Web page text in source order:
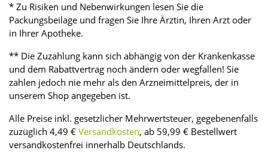
* Zu Risiken und Nebenwirkungen lesen Sie die
Packungsbeilage und fragen Sie Ihre Ärztin, Ihren Arzt oder
in Ihrer Apotheke.
** Die Zuzahlung kann sich abhängig von der Krankenkasse
und dem Rabattvertrag noch ändern oder wegfallen! Sie
zahlen jedoch nie mehr als den Arzneimittelpreis, der in
unserem Shop angegeben ist.
Alle Preise inkl. gesetzlicher Mehrwertsteuer, gegebenenfalls
zuzüglich 4,49 € Versandkosten, ab 59,99 € Bestellwert
versandkostenfrei innerhalb Deutschlands.